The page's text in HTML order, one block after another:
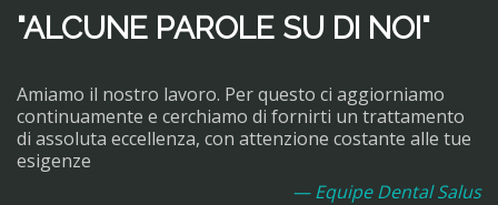
"ALCUNE PAROLE SU DI NOI"
Amiamo il nostro lavoro. Per questo ci aggiorniamo
continuamente e cerchiamo di fornirti un trattamento
di assoluta eccellenza, con attenzione costante alle tue
esigenze
— Equipe Dental Salus